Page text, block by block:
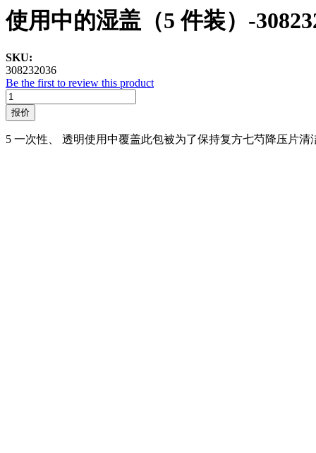
使用中的湿盖（5 件装）-
SKU:
308232036
Be the first to review this product
报价
5 一次性、 透明使用中覆盖此包被为了保持复方七芍降压片